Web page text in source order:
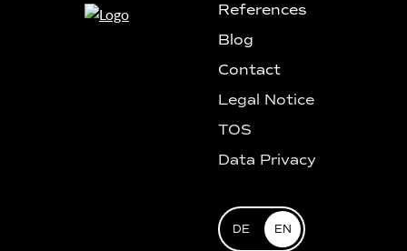
References
Blog
Contact
Legal Notice
TOS
Data Privacy
DE EN